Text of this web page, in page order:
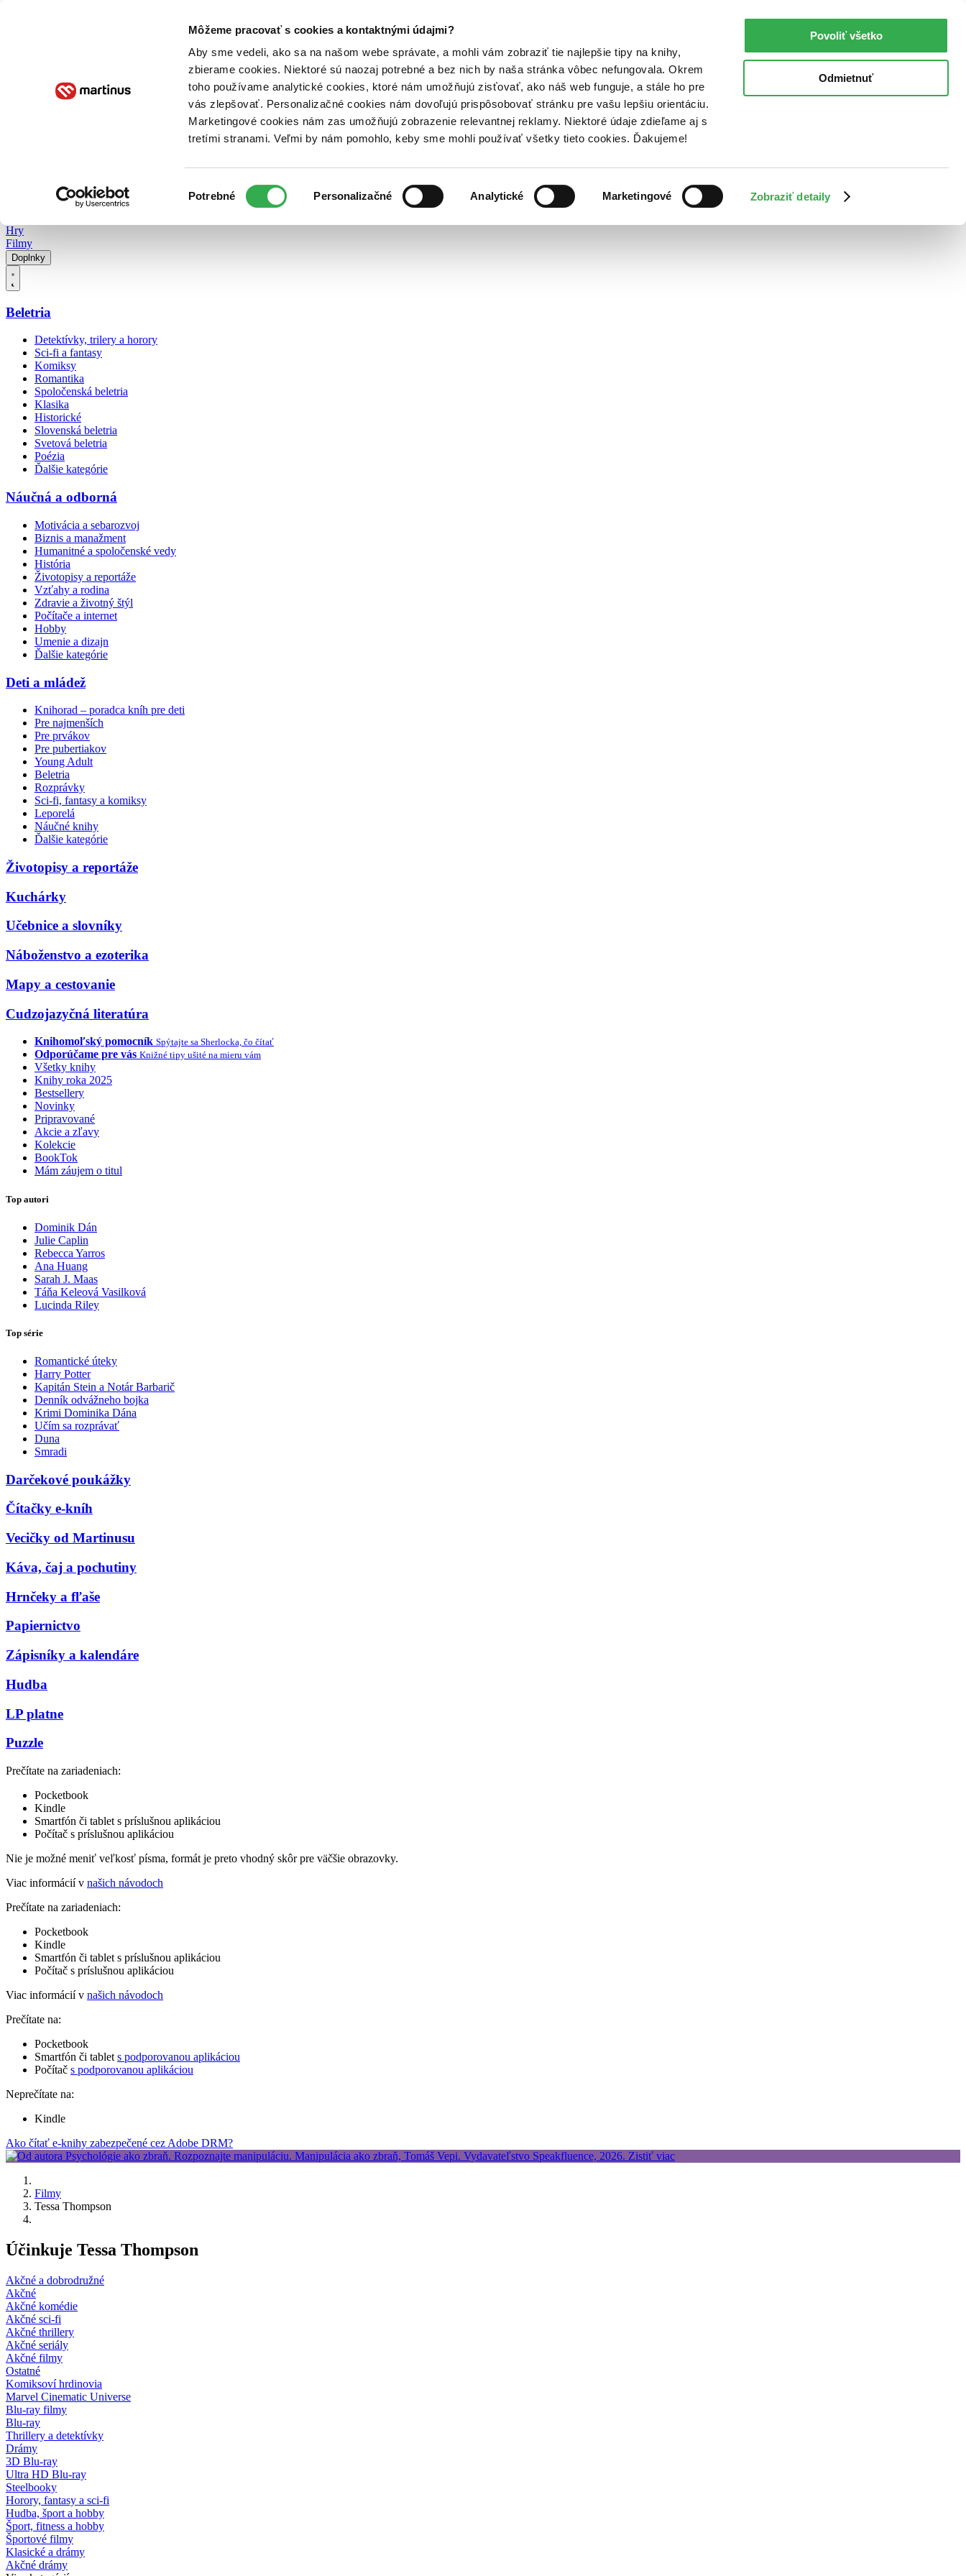
Môžeme pracovať s cookies a kontaktnými údajmi?
Aby sme vedeli, ako sa na našom webe správate, a mohli vám zobraziť tie najlepšie tipy na knihy,
zbierame cookies. Niektoré sú naozaj potrebné a bez nich by naša stránka vôbec nefungovala. Okrem
toho používame analytické cookies, ktoré nám umožňujú zisťovať, ako náš web funguje, a stále ho pre
vás zlepšovať. Personalizačné cookies nám dovoľujú prispôsobovať stránku pre vašu lepšiu orientáciu.
Marketingové cookies nám zas umožňujú zobrazenie relevantnej reklamy. Niektoré údaje zdieľame aj s
tretími stranami. Veľmi by nám pomohlo, keby sme mohli používať všetky tieto cookies. Ďakujeme!
súhlasu
Potrebné Personalizačné Analytické Marketingové Zobraziť detaily
Povoliť všetko
Odmietnuť
Poukážky Kontakt
Hry
Filmy
Doplnky
Beletria
Detektívky, trilery a horory
Sci-fi a fantasy
Komiksy
Romantika
Spoločenská beletria
Klasika
Historické
Slovenská beletria
Svetová beletria
Poézia
Ďalšie kategórie
Náučná a odborná
Motivácia a sebarozvoj
Biznis a manažment
Humanitné a spoločenské vedy
História
Životopisy a reportáže
Vzťahy a rodina
Zdravie a životný štýl
Počítače a internet
Hobby
Umenie a dizajn
Ďalšie kategórie
Deti a mládež
Knihorad – poradca kníh pre deti
Pre najmenších
Pre prvákov
Pre pubertiakov
Young Adult
Beletria
Rozprávky
Sci-fi, fantasy a komiksy
Leporelá
Náučné knihy
Ďalšie kategórie
Životopisy a reportáže
Kuchárky
Učebnice a slovníky
Náboženstvo a ezoterika
Mapy a cestovanie
Cudzojazyčná literatúra
Knihomoľský pomocník Spýtajte sa Sherlocka, čo čítať
Odporúčame pre vás Knižné tipy ušité na mieru vám
Všetky knihy
Knihy roka 2025
Bestsellery
Novinky
Pripravované
Akcie a zľavy
Kolekcie
BookTok
Mám záujem o titul
Top autori
Dominik Dán
Julie Caplin
Rebecca Yarros
Ana Huang
Sarah J. Maas
Táňa Keleová Vasilková
Lucinda Riley
Top série
Romantické úteky
Harry Potter
Kapitán Stein a Notár Barbarič
Denník odvážneho bojka
Krimi Dominika Dána
Učím sa rozprávať
Duna
Smradi
Darčekové poukážky
Čítačky e-kníh
Vecičky od Martinusu
Káva, čaj a pochutiny
Hrnčeky a fľaše
Papiernictvo
Zápisníky a kalendáre
Hudba
LP platne
Puzzle
Prečítate na zariadeniach:
Pocketbook
Kindle
Smartfón či tablet s príslušnou aplikáciou
Počítač s príslušnou aplikáciou
Nie je možné meniť veľkosť písma, formát je preto vhodný skôr pre väčšie obrazovky.
Viac informácií v našich návodoch
Prečítate na zariadeniach:
Pocketbook
Kindle
Smartfón či tablet s príslušnou aplikáciou
Počítač s príslušnou aplikáciou
Viac informácií v našich návodoch
Prečítate na:
Pocketbook
Smartfón či tablet s podporovanou aplikáciou
Počítač s podporovanou aplikáciou
Neprečítate na:
Kindle
Ako čítať e-knihy zabezpečené cez Adobe DRM?
Filmy
Tessa Thompson
Účinkuje Tessa Thompson
Akčné a dobrodružné
Akčné
Akčné komédie
Akčné sci-fi
Akčné thrillery
Akčné seriály
Akčné filmy
Ostatné
Komiksoví hrdinovia
Marvel Cinematic Universe
Blu-ray filmy
Blu-ray
Thrillery a detektívky
Drámy
3D Blu-ray
Ultra HD Blu-ray
Steelbooky
Horory, fantasy a sci-fi
Hudba, šport a hobby
Šport, fitness a hobby
Športové filmy
Klasické a drámy
Akčné drámy